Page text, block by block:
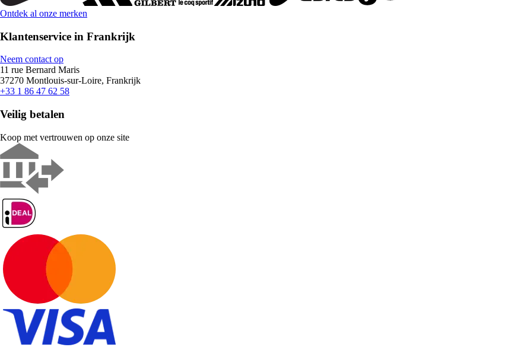
Ontdek al onze merken
Klantenservice in Frankrijk
Neem contact op
11 rue Bernard Maris
37270 Montlouis-sur-Loire, Frankrijk
+33 1 86 47 62 58
Veilig betalen
Koop met vertrouwen op onze site